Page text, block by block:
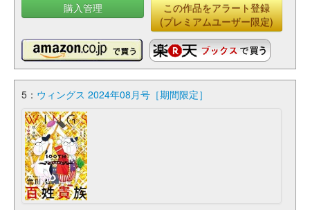
購入管理
この作品をアラート登録
(プレミアムユーザー限定)
5： ウィングス 2024年08月号［期間限定］